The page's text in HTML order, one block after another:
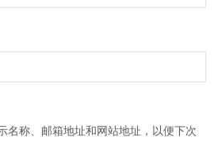
名称、邮箱地址和网站地址，以便下次